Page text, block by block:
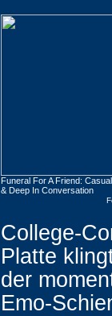
Funeral For A Friend:
& Deep In Conversation
College-
Platte
der
Emo-